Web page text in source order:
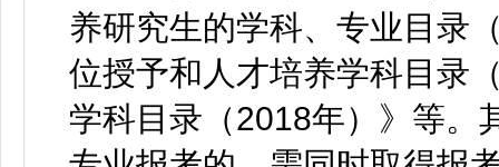
养研究生的学科、专业目录
位授予和人才培养学科目录
学科目录（2018年）》等。